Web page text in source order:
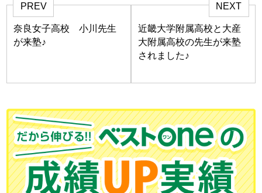
PREV
奈良女子高校 小川先生
が来塾♪
NEXT
近畿大学附属高校と大産
大附属高校の先生が来塾
されました♪